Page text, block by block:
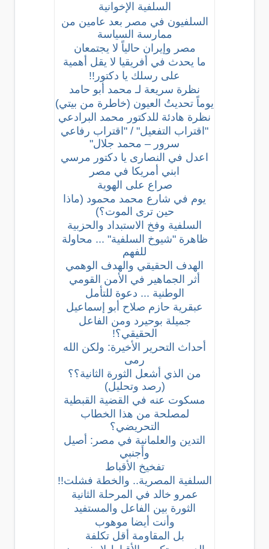
السلفية الإخوانية
السلفيون في مصر بعد عامين من
ممارسة السياسة
مصر وإيران حالياً لا يجتمعان
ما يحدث في أفريقيا لا يقل أهمية
على رسلك يا دكتور!!
نظرة سريعة لـ محمد أبو حامد
يوماً تحديتُ العيون (خاطرة من بيتي)
نظرة هادئة للدكتور محمد البرادعي
"اقتراب التفعيل" / "اقتراب رفاعي
سرور – محمد جلال"
اعدل في النصارى يا دكتور مرسي
ابني أمريكا في مصر
صراع على الهوية
يوم في شارع محمد محمود (ماذا
حين ترى الموت؟)
السلفية وفخ الاستبداد والحزبية
ظاهرة "شيوخ السلفية" ... محاولة
للفهم
الهدف الحقيقي والهدف الوهمي
أثر الجماهير في الأمن القومي
الوطنية ... دعوة للتأمل
عبقرية حازم صلاح أبو إسماعيل
جميلة بوحيرد ومن الفاعل
الحقيقي؟!
أحداث التحرير الأخيرة: ولكن الله
رمى
من الذي أشعل الثورة الثانية؟؟
(رصد وتحليل)
مسكوت عنه في القضية القبطية
لمصلحة من هذا الخطاب
التحريضي؟
التدين والعلمانية في مصر: أصيل
وأجنبي
تفخيخ الأقباط
السلفية المصرية.. والخطة فشلت!!
عمرو خالد في المرحلة الثانية
الثورة بين الفاعل والمستفيد
وأنت أيضا موهوب
بل المقاومة أقل تكلفة